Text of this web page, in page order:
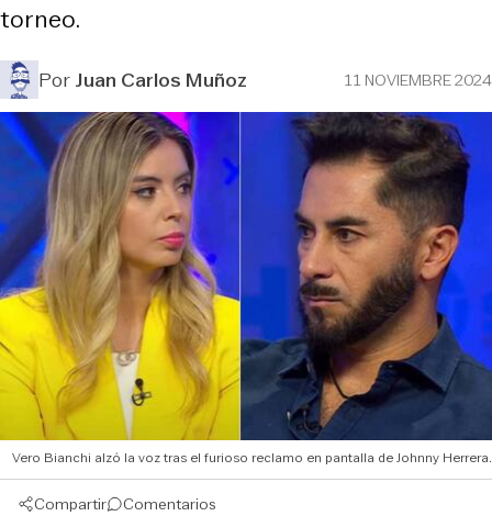
torneo.
PorJuan Carlos Muñoz 11 NOVIEMBRE 2024
Vero Bianchi alzó la voz tras el furioso reclamo en pantalla de Johnny Herrera.
Compartir Comentarios